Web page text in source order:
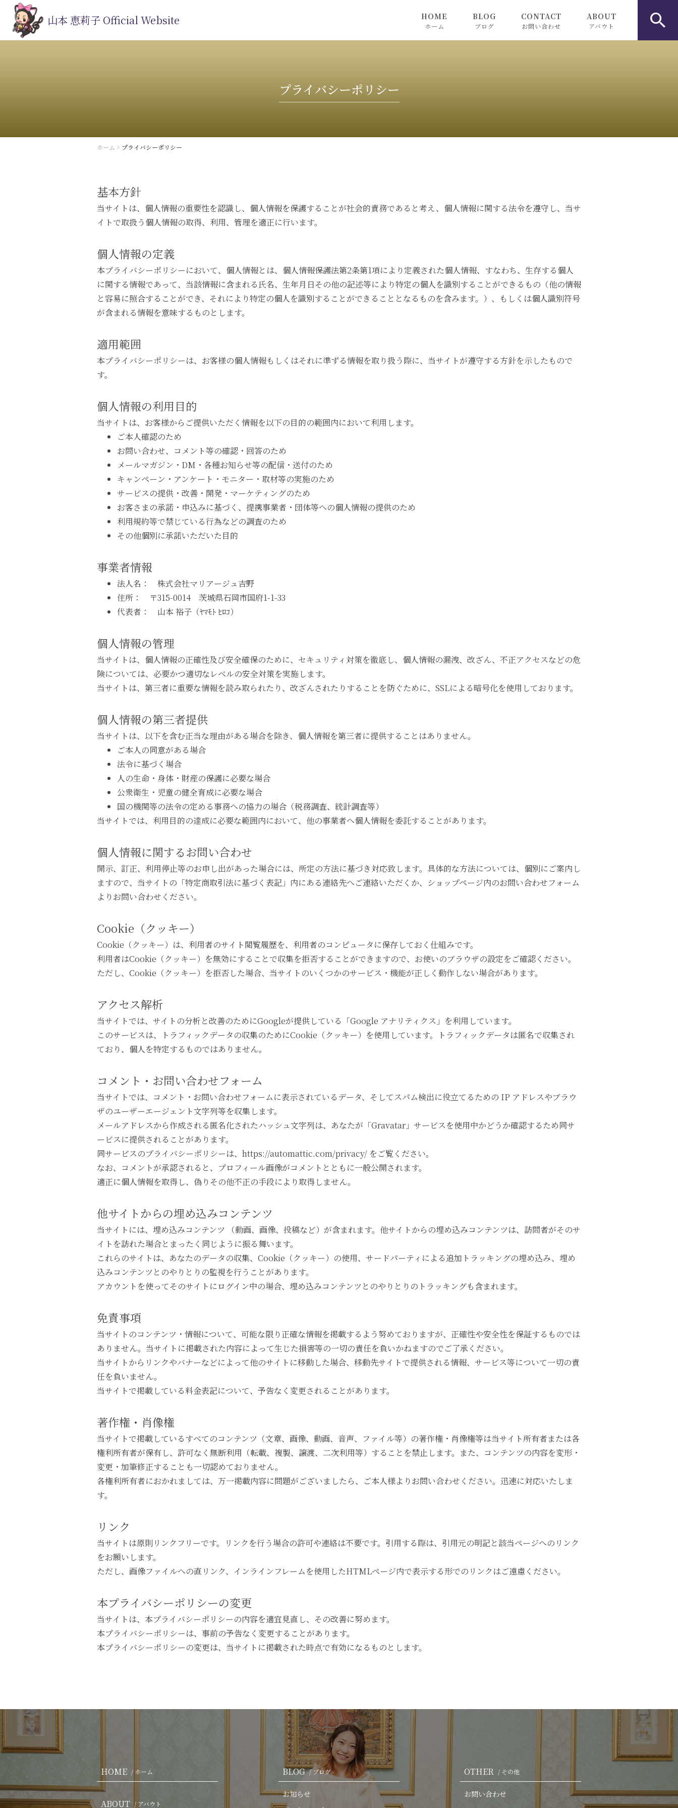
山本 恵莉子 Official Website HOME
ホーム
BLOG
ブログ
CONTACT
お問い合わせ
ABOUT
アバウト
プライバシーポリシー
ホーム > プライバシーポリシー
基本方針
当サイトは、個人情報の重要性を認識し、個人情報を保護することが社会的責務であると考え、個人情報に関する法令を遵守し、当サ
イトで取扱う個人情報の取得、利用、管理を適正に行います。
個人情報の定義
本プライバシーポリシーにおいて、個人情報とは、個人情報保護法第2条第1項により定義された個人情報、すなわち、生存する個人
に関する情報であって、当該情報に含まれる氏名、生年月日その他の記述等により特定の個人を識別することができるもの（他の情報
と容易に照合することができ、それにより特定の個人を識別することができることとなるものを含みます。）、もしくは個人識別符号
が含まれる情報を意味するものとします。
適用範囲
本プライバシーポリシーは、お客様の個人情報もしくはそれに準ずる情報を取り扱う際に、当サイトが遵守する方針を示したもので
す。
個人情報の利用目的
当サイトは、お客様からご提供いただく情報を以下の目的の範囲内において利用します。
ご本人確認のため
お問い合わせ、コメント等の確認・回答のため
メールマガジン・DM・各種お知らせ等の配信・送付のため
キャンペーン・アンケート・モニター・取材等の実施のため
サービスの提供・改善・開発・マーケティングのため
お客さまの承諾・申込みに基づく、提携事業者・団体等への個人情報の提供のため
利用規約等で禁じている行為などの調査のため
その他個別に承諾いただいた目的
事業者情報
法人名： 株式会社マリアージュ吉野
住所： 〒315-0014 茨城県石岡市国府1-1-33
代表者： 山本 裕子（ﾔﾏﾓﾄ ﾋﾛｺ）
個人情報の管理
当サイトは、個人情報の正確性及び安全確保のために、セキュリティ対策を徹底し、個人情報の漏洩、改ざん、不正アクセスなどの危
険については、必要かつ適切なレベルの安全対策を実施します。
当サイトは、第三者に重要な情報を読み取られたり、改ざんされたりすることを防ぐために、SSLによる暗号化を使用しております。
個人情報の第三者提供
当サイトは、以下を含む正当な理由がある場合を除き、個人情報を第三者に提供することはありません。
ご本人の同意がある場合
法令に基づく場合
人の生命・身体・財産の保護に必要な場合
公衆衛生・児童の健全育成に必要な場合
国の機関等の法令の定める事務への協力の場合（税務調査、統計調査等）
当サイトでは、利用目的の達成に必要な範囲内において、他の事業者へ個人情報を委託することがあります。
個人情報に関するお問い合わせ
開示、訂正、利用停止等のお申し出があった場合には、所定の方法に基づき対応致します。具体的な方法については、個別にご案内し
ますので、当サイトの「特定商取引法に基づく表記」内にある連絡先へご連絡いただくか、ショップページ内のお問い合わせフォーム
よりお問い合わせください。
Cookie（クッキー）
Cookie（クッキー）は、利用者のサイト閲覧履歴を、利用者のコンピュータに保存しておく仕組みです。
利用者はCookie（クッキー）を無効にすることで収集を拒否することができますので、お使いのブラウザの設定をご確認ください。
ただし、Cookie（クッキー）を拒否した場合、当サイトのいくつかのサービス・機能が正しく動作しない場合があります。
アクセス解析
当サイトでは、サイトの分析と改善のためにGoogleが提供している「Google アナリティクス」を利用しています。
このサービスは、トラフィックデータの収集のためにCookie（クッキー）を使用しています。トラフィックデータは匿名で収集され
ており、個人を特定するものではありません。
コメント・お問い合わせフォーム
当サイトでは、コメント・お問い合わせフォームに表示されているデータ、そしてスパム検出に役立てるための IP アドレスやブラウ
ザのユーザーエージェント文字列等を収集します。
メールアドレスから作成される匿名化されたハッシュ文字列は、あなたが「Gravatar」サービスを使用中かどうか確認するため同サ
ービスに提供されることがあります。
同サービスのプライバシーポリシーは、https://automattic.com/privacy/ をご覧ください。
なお、コメントが承認されると、プロフィール画像がコメントとともに一般公開されます。
適正に個人情報を取得し、偽りその他不正の手段により取得しません。
他サイトからの埋め込みコンテンツ
当サイトには、埋め込みコンテンツ （動画、画像、投稿など）が含まれます。他サイトからの埋め込みコンテンツは、訪問者がそのサ
イトを訪れた場合とまったく同じように振る舞います。
これらのサイトは、あなたのデータの収集、Cookie（クッキー）の使用、サードパーティによる追加トラッキングの埋め込み、埋め
込みコンテンツとのやりとりの監視を行うことがあります。
アカウントを使ってそのサイトにログイン中の場合、埋め込みコンテンツとのやりとりのトラッキングも含まれます。
免責事項
当サイトのコンテンツ・情報について、可能な限り正確な情報を掲載するよう努めておりますが、正確性や安全性を保証するものでは
ありません。当サイトに掲載された内容によって生じた損害等の一切の責任を負いかねますのでご了承ください。
当サイトからリンクやバナーなどによって他のサイトに移動した場合、移動先サイトで提供される情報、サービス等について一切の責
任を負いません。
当サイトで掲載している料金表記について、予告なく変更されることがあります。
著作権・肖像権
当サイトで掲載しているすべてのコンテンツ（文章、画像、動画、音声、ファイル等）の著作権・肖像権等は当サイト所有者または各
権利所有者が保有し、許可なく無断利用（転載、複製、譲渡、二次利用等）することを禁止します。また、コンテンツの内容を変形・
変更・加筆修正することも一切認めておりません。
各権利所有者におかれましては、万一掲載内容に問題がございましたら、ご本人様よりお問い合わせください。迅速に対応いたしま
す。
リンク
当サイトは原則リンクフリーです。リンクを行う場合の許可や連絡は不要です。引用する際は、引用元の明記と該当ページへのリンク
をお願いします。
ただし、画像ファイルへの直リンク、インラインフレームを使用したHTMLページ内で表示する形でのリンクはご遠慮ください。
本プライバシーポリシーの変更
当サイトは、本プライバシーポリシーの内容を適宜見直し、その改善に努めます。
本プライバシーポリシーは、事前の予告なく変更することがあります。
本プライバシーポリシーの変更は、当サイトに掲載された時点で有効になるものとします。
HOME / ホーム
ABOUT / アバウト
BLOG / ブログ
お知らせ
OTHER / その他
お問い合わせ